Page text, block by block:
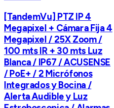
[TandemVu] PTZ IP 4
Megapixel + Cámara Fija 4
Megapixel / 25X Zoom /
100 mts IR + 30 mts Luz
Blanca / IP67 / ACUSENSE
/ PoE+ / 2 Micrófonos
Integrados y Bocina /
Alerta Audible y Luz